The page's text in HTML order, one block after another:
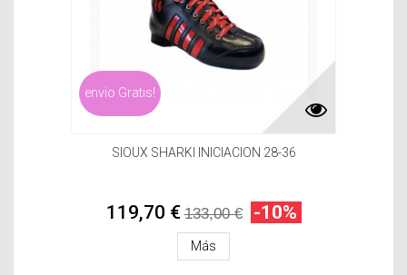
envio Gratis!
SIOUX SHARKI INICIACION 28-36
119,70 € 133,00 € -10%
Más